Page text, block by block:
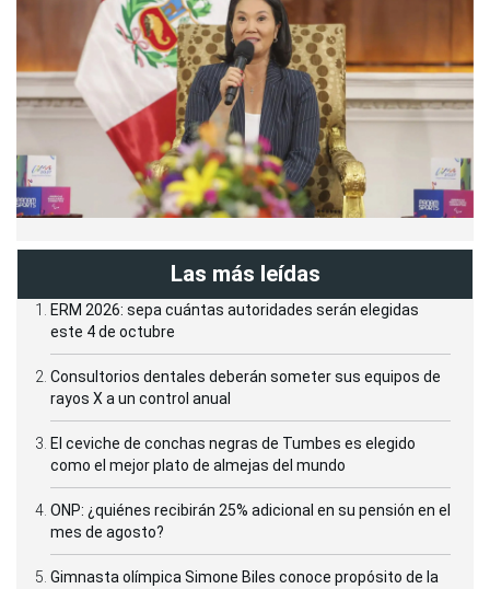
Las más leídas
ERM 2026: sepa cuántas autoridades serán elegidas
este 4 de octubre
Consultorios dentales deberán someter sus equipos de
rayos X a un control anual
El ceviche de conchas negras de Tumbes es elegido
como el mejor plato de almejas del mundo
ONP: ¿quiénes recibirán 25% adicional en su pensión en el
mes de agosto?
Gimnasta olímpica Simone Biles conoce propósito de la